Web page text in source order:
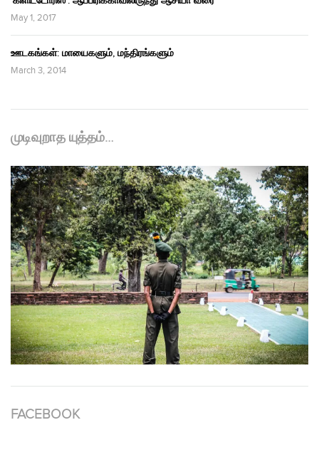
May 1, 2017
ஊடகங்கள்: மாயைகளும், மந்திரங்களும்
March 3, 2014
முடிவுறாத யுத்தம்…
FACEBOOK